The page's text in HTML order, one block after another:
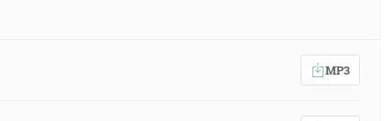
MP3